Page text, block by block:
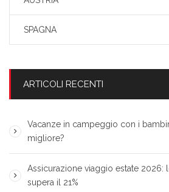
SPAGNA
ARTICOLI RECENTI
Vacanze in campeggio con i
migliore?
Assicurazione viaggio estate
supera il 21%